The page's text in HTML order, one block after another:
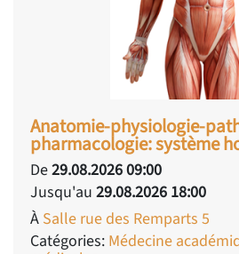
Anatomie-physiologie-
pharmacologie: système
De29.08.2026 09:00
Jusqu'au 29.08.2026 18:00
À Salle rue des Remparts 5
Catégories: Médecine